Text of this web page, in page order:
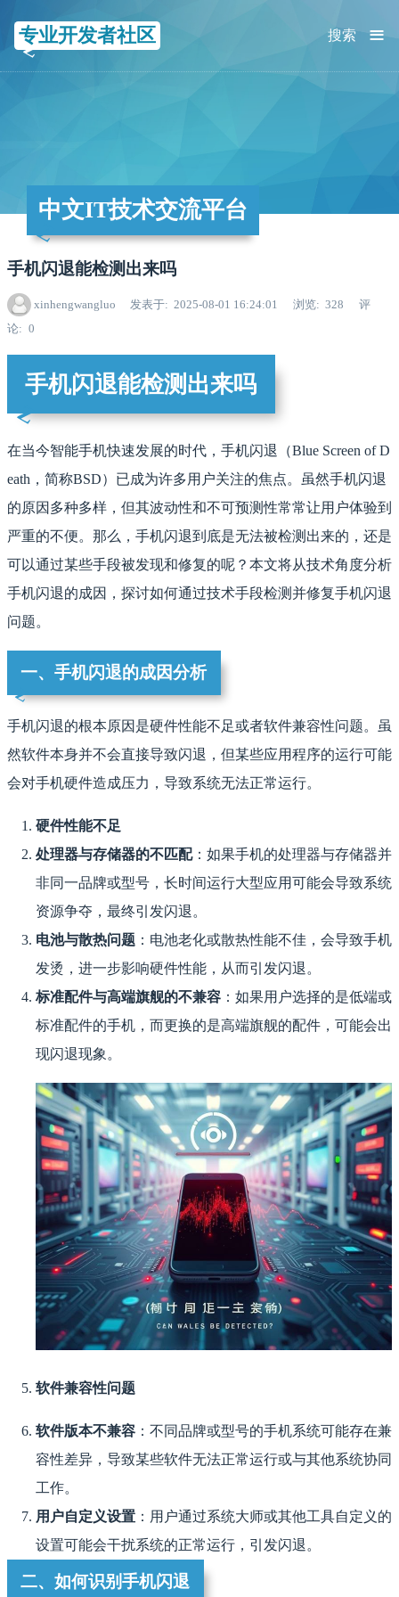
专业开发者社区 ≡
搜索
中文IT技术交流平台
手机闪退能检测出来吗
xinhengwangluo 发表于 2025-08-01 16:24:01 浏览 328
评
论
0
手机闪退能检测出来吗
在当今智能手机快速发展的时代，手机闪退（Blue Screen of D
eath，简称BSD）已成为许多用户关注的焦点。虽然手机闪退
的原因多种多样，但其波动性和不可预测性常常让用户体验到
严重的不便。那么，手机闪退到底是无法被检测出来的，还是
可以通过某些手段被发现和修复的呢？本文将从技术角度分析
手机闪退的成因，探讨如何通过技术手段检测并修复手机闪退
问题。
一、手机闪退的成因分析
手机闪退的根本原因是硬件性能不足或者软件兼容性问题。虽
然软件本身并不会直接导致闪退，但某些应用程序的运行可能
会对手机硬件造成压力，导致系统无法正常运行。
硬件性能不足
处理器与存储器的不匹配：如果手机的处理器与存储器并
非同一品牌或型号，长时间运行大型应用可能会导致系统
资源争夺，最终引发闪退。
电池与散热问题 ：电池老化或散热性能不佳，会导致手机
发烫，进一步影响硬件性能，从而引发闪退。
标准配件与高端旗舰的不兼容 ：如果用户选择的是低端或
标准配件的手机，而更换的是高端旗舰的配件，可能会出
现闪退现象。
软件兼容性问题
软件版本不兼容 ：不同品牌或型号的手机系统可能存在兼
容性差异，导致某些软件无法正常运行或与其他系统协同
工作。
用户自定义设置 ：用户通过系统大师或其他工具自定义的
设置可能会干扰系统的正常运行，引发闪退。
二、如何识别手机闪退